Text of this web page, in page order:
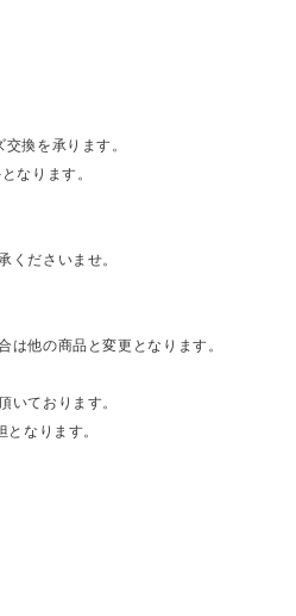
換を承ります。
なります。
くださいませ。
は他の商品と変更となります。
いております。
なります。